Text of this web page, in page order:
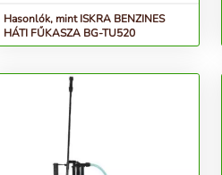
Hasonlók, mint ISKRA BENZINES
HÁTI FŰKASZA BG-TU520